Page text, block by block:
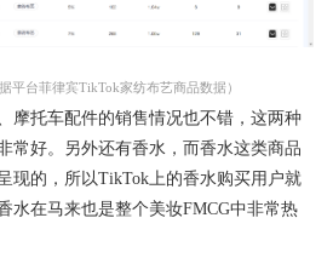
据平台菲律宾TikTok家纺布艺商品数据）
摩托车配件的销售情况也不错，这两种
常好。另外还有香水，而香水这类商品
现的，所以TikTok上的香水购买用户就
水在马来也是整个美妆FMCG中非常热